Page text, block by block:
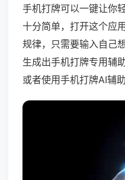
手机打牌可以一键让你
十分简单，打开这个应
规律，只需要输入自己
生成出手机打牌专用辅
或者使用手机打牌AI辅